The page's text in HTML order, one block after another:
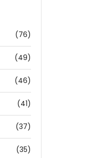
(76)
(49)
(46)
(41)
(37)
(35)